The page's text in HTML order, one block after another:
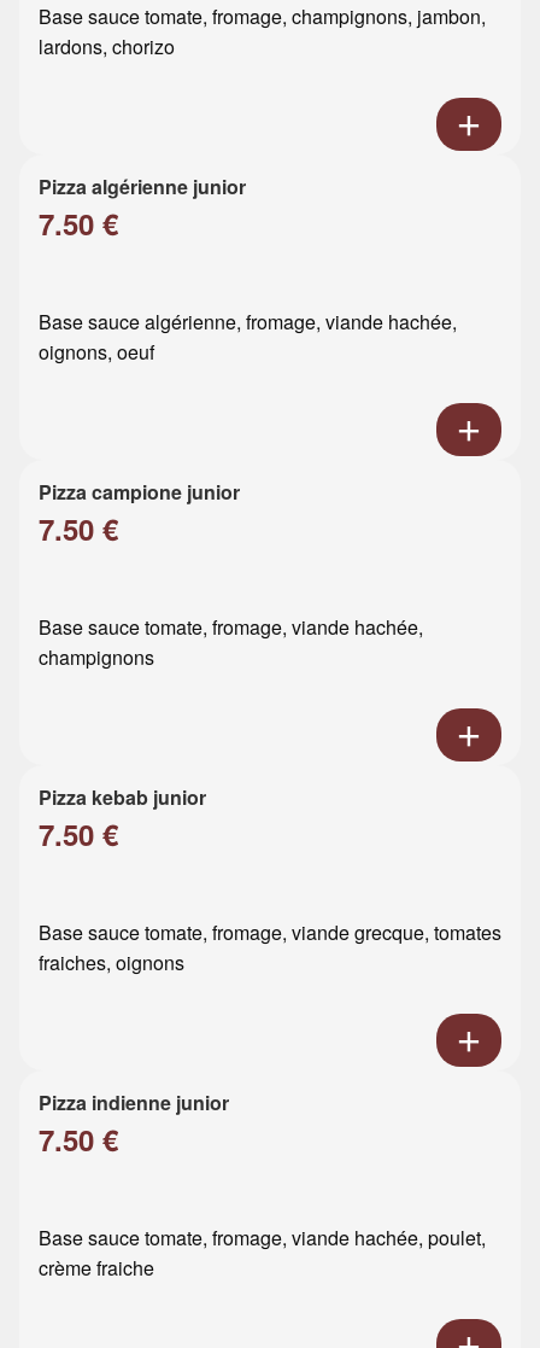
Base sauce tomate, fromage, champignons, jambon,
lardons, chorizo
Pizza algérienne junior
7.50 €
Base sauce algérienne, fromage, viande hachée,
oignons, oeuf
Pizza campione junior
7.50 €
Base sauce tomate, fromage, viande hachée,
champignons
Pizza kebab junior
7.50 €
Base sauce tomate, fromage, viande grecque, tomates
fraiches, oignons
Pizza indienne junior
7.50 €
Base sauce tomate, fromage, viande hachée, poulet,
crème fraiche